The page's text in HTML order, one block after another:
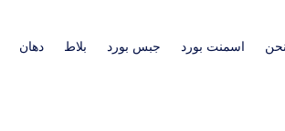
اسمنت بورد جبس بورد بلاط دهان